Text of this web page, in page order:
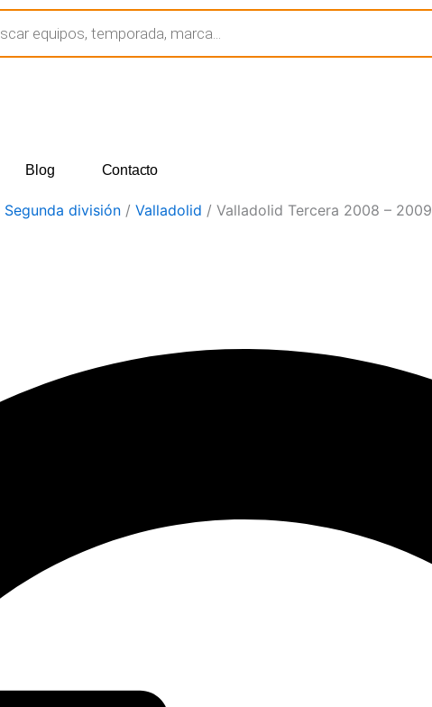
Blog Contacto
Segunda división / Valladolid / Valladolid Tercera 2008 – 2009